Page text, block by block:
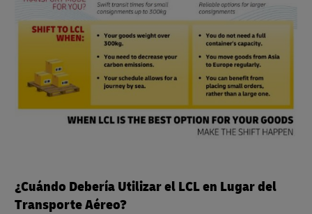
¿Cuándo Debería Utilizar el LCL en Lugar del
Transporte Aéreo?